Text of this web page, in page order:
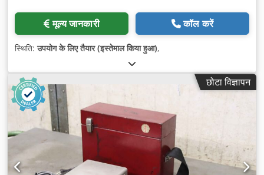
मूल्य जानकारी कॉल करें
स्थिति:उपयोग के लिए तैयार (इस्तेमाल किया हुआ),
छोटा विज्ञापन